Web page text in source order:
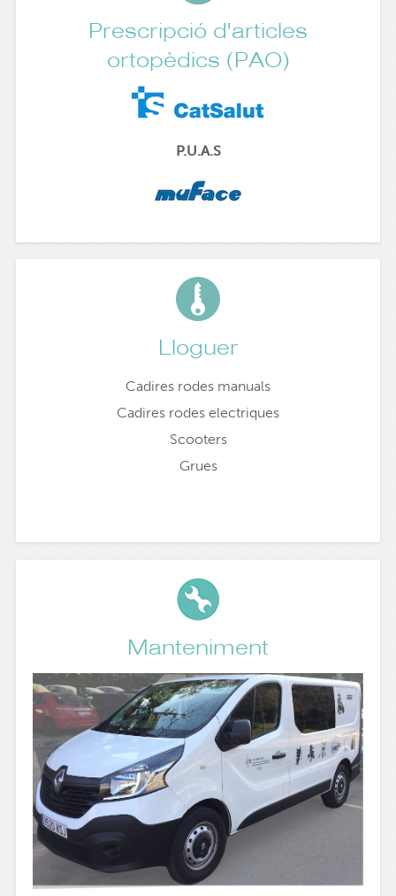
Prescripció d'articles
ortopèdics (PAO)
P.U.A.S
Lloguer
Cadires rodes manuals
Cadires rodes electriques
Scooters
Grues
Manteniment